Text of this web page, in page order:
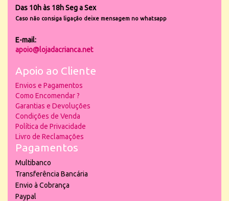
Das 10h às 18h Seg a Sex
Caso não consiga ligação deixe mensagem no whatsapp
E-mail:
apoio@lojadacrianca.net
Apoio ao Cliente
Envios e Pagamentos
Como Encomendar ?
Garantias e Devoluções
Condições de Venda
Política de Privacidade
Livro de Reclamações
Pagamentos
Multibanco
Transferência Bancária
Envio à Cobrança
Paypal